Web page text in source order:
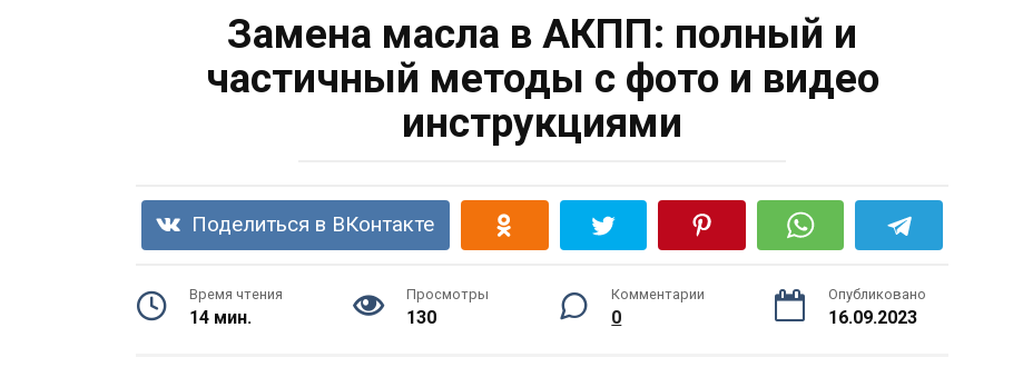
Замена масла в АКПП: полный и
частичный методы с фото и видео
инструкциями
Поделиться в ВКонтакте
Время чтения
14 мин.
Просмотры
130
Комментарии
0
Опубликовано
16.09.2023